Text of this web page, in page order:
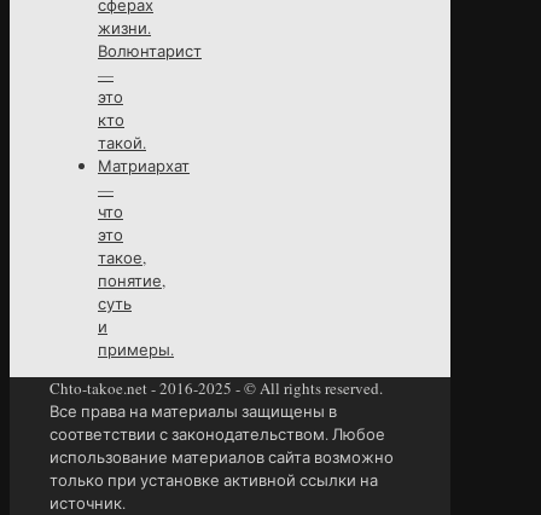
сферах
жизни.
Волюнтарист
—
это
кто
такой.
Матриархат
—
что
это
такое,
понятие,
суть
и
примеры.
Chto-takoe.net - 2016-2025 - © All rights reserved.
Все права на материалы защищены в
соответствии с законодательством. Любое
использование материалов сайта возможно
только при установке активной ссылки на
источник.